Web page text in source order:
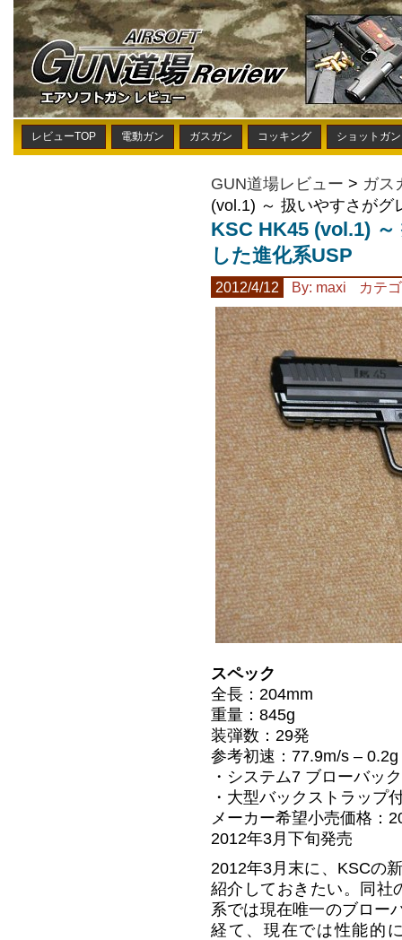
レビューTOP 電動ガン ガスガン コッキング ショットガン
GUN道場レビュー > ガス
(vol.1) ～ 扱いやすさがグ
KSC HK45 (vol.1)
した進化系USP
2012/4/12 By: maxi カテ
スペック
全長：204mm
重量：845g
装弾数：29発
参考初速：77.9m/s –
・システム7 ブローバッ
・大型バックストラップ
メーカー希望小売価格：
2012年3月下旬発売
2012年3月末に、KSCの
紹介しておきたい。同社
系では現在唯一のブロー
経て、現在では性能的